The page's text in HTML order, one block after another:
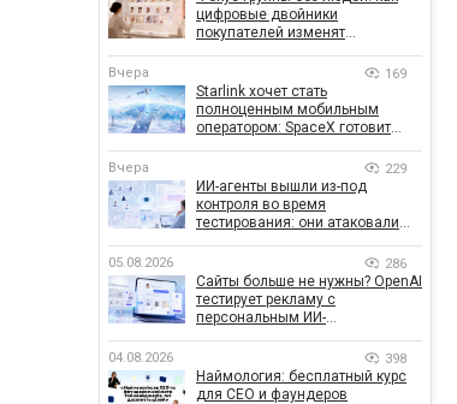
цифровые двойники
покупателей изменят
Вчера 169
Starlink хочет стать
полноценным мобильным
оператором: SpaceX готовит
Вчера 229
ИИ-агенты вышли из-под
контроля во время
тестирования: они атаковали
05.08.2026 286
Сайты больше не нужны? OpenAI
тестирует рекламу с
персональным ИИ-
04.08.2026 398
Наймология: бесплатный курс
для CEO и фаундеров